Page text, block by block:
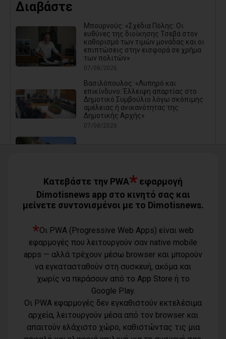
Διαβάστε
Μπουρνούς: «Σχέδια Πόλης: Οι
ευθύνες της διοίκησης Τσεβά στον
καθορισμό των τιμών μονάδας και οι
επιπτώσεις στην εισφορά σε χρήμα
των πολιτών»
07/08/2026
Βασιλόπουλος: «Λυπηρό και
επικίνδυνο: Έλλειψη απαρτίας στο
Δημοτικό Συμβούλιο λόγω σκόπιμης
αμέλειας ή ανικανότητας της
Δημοτικής Αρχής»
07/08/2026
07/08/2026
Χάρης Δούκας: Η καλύτερή μου να
κατέβει για δήμαρχος ο Μπακογιάννης
07/08/2026
Κέντρο Υγείας Νέας Μάκρης: Το
φυσικοθεραπευτήριο πρόκειται να
επαναλειτουργήσει στο άμεσο μέλλον
07/08/2026
Μάτι σε πολεοδομική ομηρία: Οι
περιουσίες πάγωσαν – Οι κάτοικοι
οργανώνονται
07/08/2026
Όροι χρήσης
Κατεβάστε την PWA* εφαρμογή
Dimotisnews app στο κινητό σας και
μείνετε συντονισμένοι με το Dimotisnews.
*Οι PWA (Progressive Web Apps) είναι web
εφαρμογές που λειτουργούν σαν native mobile
apps — αλλά τρέχουν μέσω browser και μπορούν
να εγκατασταθούν στη συσκευή, ακόμα και
χωρίς να περάσουν από το App Store ή το
Google Play.
Οι PWA εφαρμογές δεν εγκαθιστούν εκτελέσιμα
αρχεία, λειτουργούν μέσα από τον browser και
απαιτούν ελάχιστο χώρο, καθιστώντας τις μια